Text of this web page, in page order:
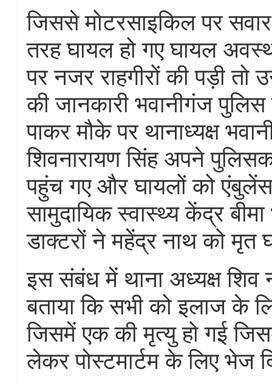
जिससे मोटरसाइकिल पर
तरह घायल हो गए घायल
पर नजर राहगीरों की पड़ी तो
की जानकारी भवानीगंज
पाकर मौके पर थानाध्यक्ष
शिवनारायण सिंह अपने
पहुंच गए और घायलों को
सामुदायिक स्वास्थ्य केंद्र
डाक्टरों ने महेंद्र नाथ को मृत
इस संबंध में थाना अध्यक्ष शिव
बताया कि सभी को इलाज के
जिसमें एक की मृत्यु हो गई
लेकर पोस्टमार्टम के लिए भेज